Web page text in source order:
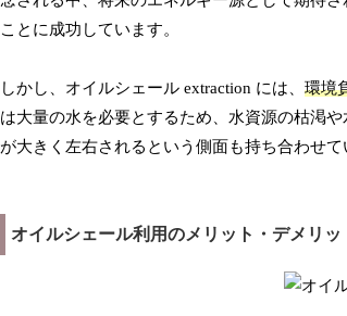
ことに成功しています。
しかし、オイルシェール extraction には、 環境
は大量の水を必要とするため、水資源の枯渇
が大きく左右されるという側面も持ち合わせて
オイルシェール利用のメリット・デメリッ